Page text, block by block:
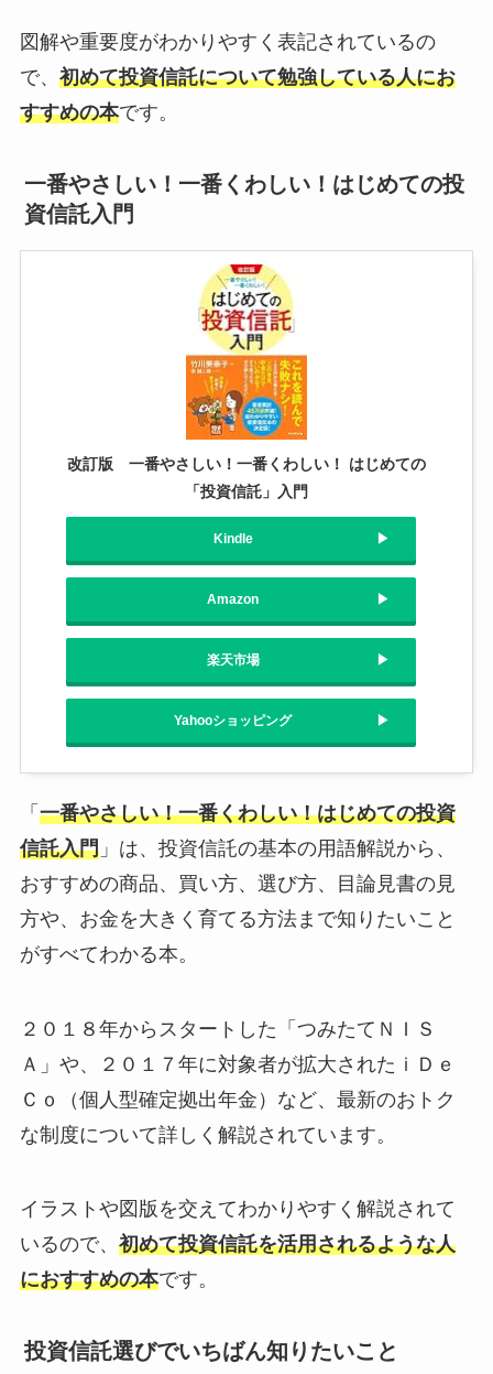
図解や重要度がわかりやすく表記されているの
で、 初めて投資信託について勉強している人にお
すすめの本です。
一番やさしい！一番くわしい！はじめての投
資信託入門
改訂版 一番やさしい！一番くわしい！ はじめての
「投資信託」入門
Kindle
Amazon
楽天市場
Yahooショッピング
「 一番やさしい！一番くわしい！はじめての投資
信託入門」は、投資信託の基本の用語解説から、
おすすめの商品、買い方、選び方、目論見書の見
方や、お金を大きく育てる方法まで知りたいこと
がすべてわかる本。
２０１８年からスタートした「つみたてＮＩＳ
Ａ」や、２０１７年に対象者が拡大されたｉＤｅ
Ｃｏ（個人型確定拠出年金）など、最新のおトク
な制度について詳しく解説されています。
イラストや図版を交えてわかりやすく解説されて
いるので、 初めて投資信託を活用されるような人
におすすめの本です。
投資信託選びでいちばん知りたいこと